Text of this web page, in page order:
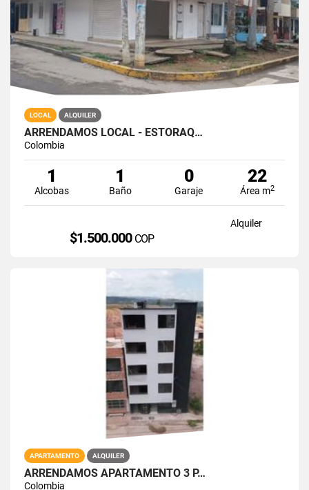
LOCAL ALQUILER
ARRENDAMOS LOCAL - ESTORAQ…
Colombia
1
Alcobas
1
Baño
0
Garaje
22
Área m2
Alquiler
$1.500.000 COP
APARTAMENTO ALQUILER
ARRENDAMOS APARTAMENTO 3 P…
Colombia